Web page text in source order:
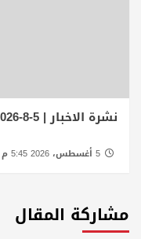
نشرة الاخبار | 5-8-2026
مشاركة المقال